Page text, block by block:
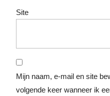
Site
Mijn naam, e-mail en site
volgende keer wanneer ik